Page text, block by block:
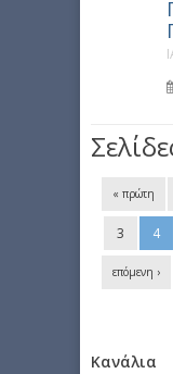
« πρώτη
3 4
επόμενη ›
Κανάλια